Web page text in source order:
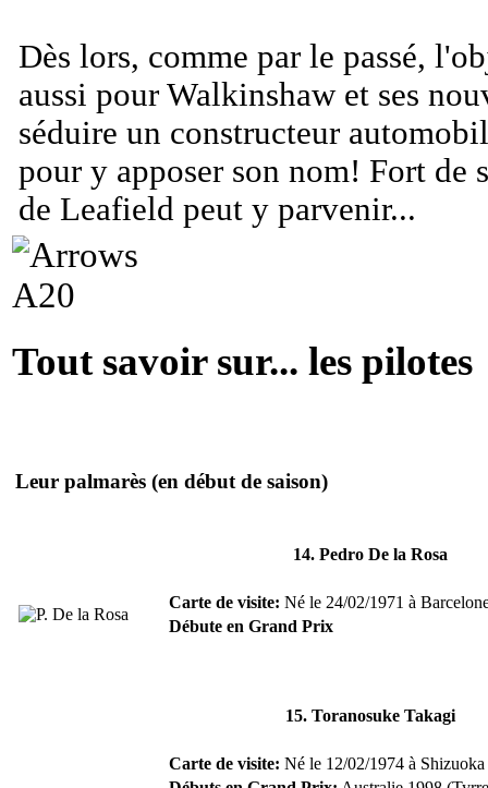
Dès lors, comme par le passé,
aussi pour Walkinshaw et ses
séduire un constructeur
pour y apposer son nom! Fort de
de Leafield peut y parvenir...
Tout savoir sur... les pilotes
Leur palmarès (en début de saison)
14. Pedro De la Rosa
Carte de visite: Né le 24/02/1971 à
Débute en Grand Prix
15. Toranosuke Takagi
Carte de visite: Né le 12/02/1974 à Shizuoka